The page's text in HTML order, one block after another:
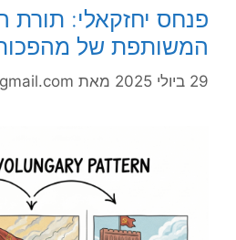
פנחס יחזקאלי: תורת
המשותפת של
29 ביולי 2025 מאת